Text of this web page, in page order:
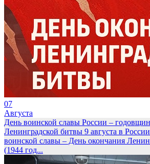
07
Августа
День воинской славы России –
Ленинградской битвы 9 августа в
воинской славы – День окончания
(1944 год...